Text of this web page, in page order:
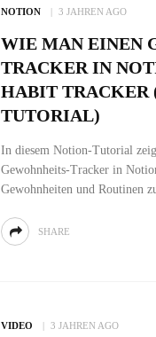
NOTION 3 JAHREN AGO
WIE MAN EINEN
TRACKER IN
HABIT TRACKER
TUTORIAL)
In diesem Notion-Tutorial
Gewohnheits-Tracker in
Gewohnheiten und Routinen
SHARE
VIDEO 3 JAHREN AGO